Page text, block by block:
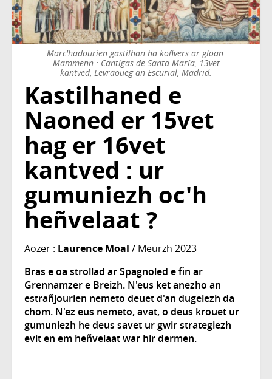
Marc'hadourien gastilhan ha koñvers ar gloan.
Mammenn : Cantigas de Santa María, 13vet
kantved, Levraoueg an Escurial, Madrid.
Kastilhaned e
Naoned er 15vet
hag er 16vet
kantved : ur
gumuniezh oc'h
heñvelaat ?
Aozer : Laurence Moal / Meurzh 2023
Bras e oa strollad ar Spagnoled e fin ar
Grennamzer e Breizh. N'eus ket anezho an
estrañjourien nemeto deuet d'an dugelezh da
chom. N'ez eus nemeto, avat, o deus krouet ur
gumuniezh he deus savet ur gwir strategiezh
evit en em heñvelaat war hir dermen.